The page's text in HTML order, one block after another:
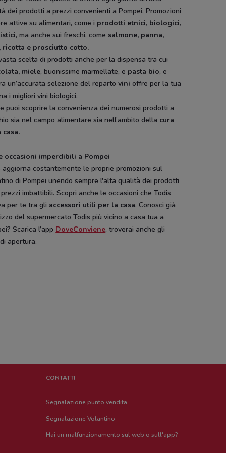
dei prodotti a prezzi convenienti a Pompei. Promozioni
attive su alimentari, come i prodotti etnici, biologici,
, ma anche sui freschi, come salmone, panna,
ricotta e prosciutto cotto.
scelta di prodotti anche per la dispensa tra cui
miele, buonissime marmellate, e pasta bio, e
un’accurata selezione del repartovini offre per la tua
i migliori vini biologici.
puoi scoprire la convenienza dei numerosi prodotti a
sia nel campo alimentare sia nell’ambito della cura
occasioni imperdibili a Pompei
aggiorna costantemente le proprie promozioni sul
di Pompei unendo sempre l'alta qualità dei prodotti
imbattibili. Scopri anche le occasioni che Todis
per te tra gli accessori utili per la casa. Conosci già
del supermercato Todis più vicino a casa tua a
Scarica l’app DoveConviene, troverai anche gli
apertura.
CONTATTI
Segnalazione punto vendita
Segnalazione Volantino
Hai un malfunzionamento sul web o sull'app?